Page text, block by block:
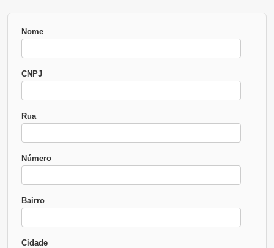
Nome
CNPJ
Rua
Número
Bairro
Cidade